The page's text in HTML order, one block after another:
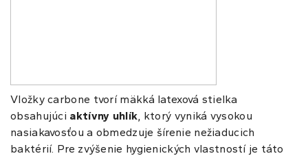
Vložky carbone tvorí mäkká latexová stielka
obsahujúci aktívny uhlík , ktorý vyniká vysokou
nasiakavosťou a obmedzuje šírenie nežiaducich
baktérií. Pre zvýšenie hygienických vlastností je táto